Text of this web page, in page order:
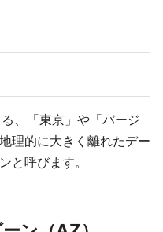
、「東京」や「バージ
理的に大きく離れたデー
と呼びます。